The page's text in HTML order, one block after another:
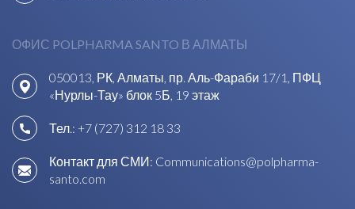
ОФИС POLPHARMA SANTO В АЛМАТЫ
050013, РК, Алматы, пр. Аль-Фараби 17/1, ПФЦ
«Нурлы-Тау» блок 5Б, 19 этаж
Тел.: +7 (727) 312 18 33
Контакт для СМИ: Communications@polpharma-
santo.com